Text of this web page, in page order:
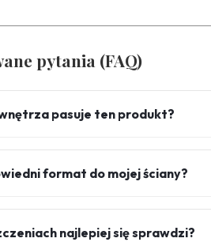
pytania (FAQ)
pasuje ten produkt?
format do mojej ściany?
najlepiej się sprawdzi?